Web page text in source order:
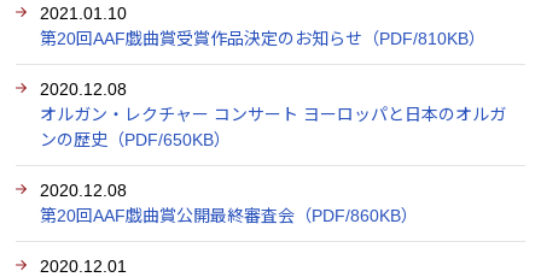
2021.01.10
第20回AAF戯曲賞受賞作品決定のお知らせ（PDF/810KB）
2020.12.08
オルガン・レクチャー コンサート ヨーロッパと日本のオルガ
ンの歴史（PDF/650KB）
2020.12.08
第20回AAF戯曲賞公開最終審査会（PDF/860KB）
2020.12.01